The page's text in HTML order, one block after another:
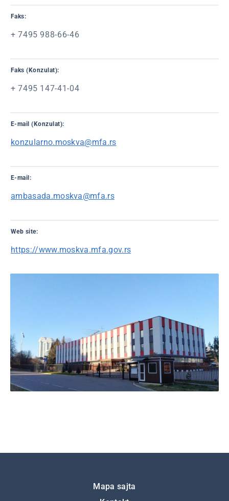
Faks:
+ 7495 988-66-46
Faks (Konzulat):
+ 7495 147-41-04
E-mail (Konzulat):
konzularno.moskva@mfa.rs
E-mail:
ambasada.moskva@mfa.rs
Web site:
https://www.moskva.mfa.gov.rs
Mapa sajta